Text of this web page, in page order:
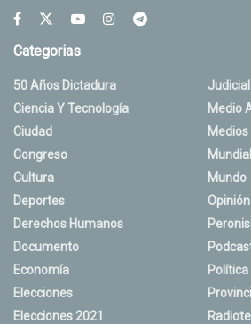
Categorias
50 Años Dictadura
Ciencia Y Tecnología
Ciudad
Congreso
Cultura
Deportes
Derechos Humanos
Documento
Economía
Elecciones
Elecciones 2021
Medio
Mundo
Opinión
Política